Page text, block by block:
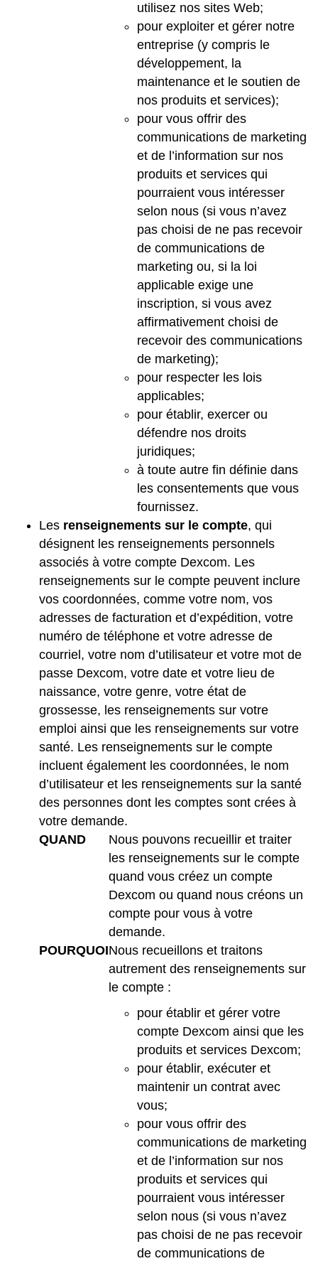
utilisez nos sites Web;
pour exploiter et gérer notre
entreprise (y compris le
développement, la
maintenance et le soutien de
nos produits et services);
pour vous offrir des
communications de marketing
et de l’information sur nos
produits et services qui
pourraient vous intéresser
selon nous (si vous n’avez
pas choisi de ne pas recevoir
de communications de
marketing ou, si la loi
applicable exige une
inscription, si vous avez
affirmativement choisi de
recevoir des communications
de marketing);
pour respecter les lois
applicables;
pour établir, exercer ou
défendre nos droits
juridiques;
à toute autre fin définie dans
les consentements que vous
fournissez.
Les renseignements sur le compte, qui
désignent les renseignements personnels
associés à votre compte Dexcom. Les
renseignements sur le compte peuvent inclure
vos coordonnées, comme votre nom, vos
adresses de facturation et d’expédition, votre
numéro de téléphone et votre adresse de
courriel, votre nom d’utilisateur et votre mot de
passe Dexcom, votre date et votre lieu de
naissance, votre genre, votre état de
grossesse, les renseignements sur votre
emploi ainsi que les renseignements sur votre
santé. Les renseignements sur le compte
incluent également les coordonnées, le nom
d’utilisateur et les renseignements sur la santé
des personnes dont les comptes sont crées à
votre demande.
QUAND
Nous pouvons recueillir et traiter
les renseignements sur le compte
quand vous créez un compte
Dexcom ou quand nous créons un
compte pour vous à votre
demande.
POURQUOINous recueillons et traitons
autrement des renseignements sur
le compte :
pour établir et gérer votre
compte Dexcom ainsi que les
produits et services Dexcom;
pour établir, exécuter et
maintenir un contrat avec
vous;
pour vous offrir des
communications de marketing
et de l’information sur nos
produits et services qui
pourraient vous intéresser
selon nous (si vous n’avez
pas choisi de ne pas recevoir
de communications de